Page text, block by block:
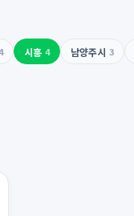
시흥 4 남양주시 3